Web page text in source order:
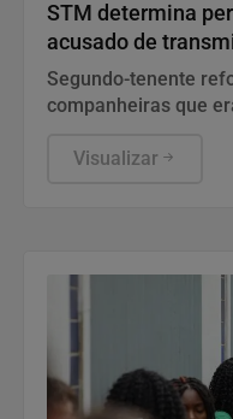
STM determina
acusado de
Segundo-tenente
companheiras que
e não tem relação
Visualizar